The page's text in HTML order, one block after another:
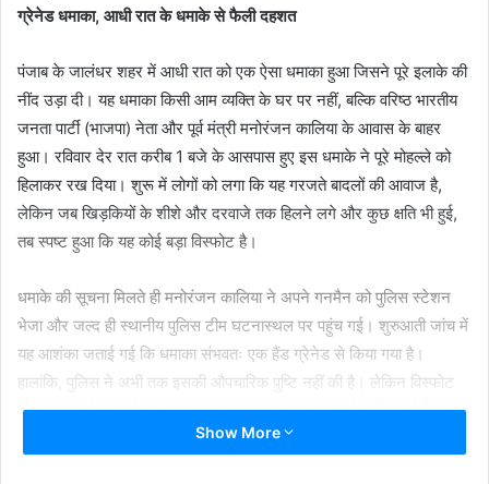
ग्रेनेड धमाका, आधी रात के धमाके से फैली दहशत
पंजाब के जालंधर शहर में आधी रात को एक ऐसा धमाका हुआ जिसने पूरे इलाके की
नींद उड़ा दी। यह धमाका किसी आम व्यक्ति के घर पर नहीं, बल्कि वरिष्ठ भारतीय
जनता पार्टी (भाजपा) नेता और पूर्व मंत्री मनोरंजन कालिया के आवास के बाहर
हुआ। रविवार देर रात करीब 1 बजे के आसपास हुए इस धमाके ने पूरे मोहल्ले को
हिलाकर रख दिया। शुरू में लोगों को लगा कि यह गरजते बादलों की आवाज है,
लेकिन जब खिड़कियों के शीशे और दरवाजे तक हिलने लगे और कुछ क्षति भी हुई,
तब स्पष्ट हुआ कि यह कोई बड़ा विस्फोट है।
धमाके की सूचना मिलते ही मनोरंजन कालिया ने अपने गनमैन को पुलिस स्टेशन
भेजा और जल्द ही स्थानीय पुलिस टीम घटनास्थल पर पहुंच गई। शुरुआती जांच में
यह आशंका जताई गई कि धमाका संभवतः एक हैंड ग्रेनेड से किया गया है।
हालांकि, पुलिस ने अभी तक इसकी औपचारिक पुष्टि नहीं की है। लेकिन विस्फोट
की तीव्रता और उससे हुए नुकसान को देखते हुए इस एंगल को गंभीरता से लिया जा
Show More